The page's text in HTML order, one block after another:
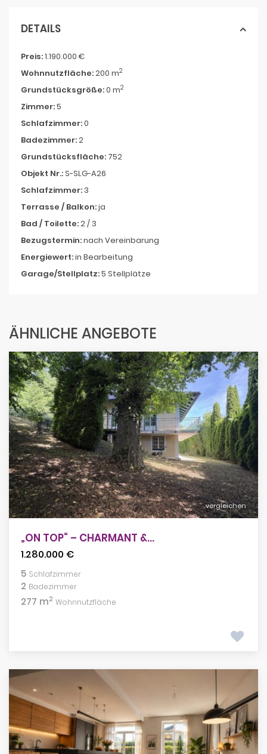
DETAILS
Preis:1.190.000 €
Wohnnutzfläche:200 m2
Grundstücksgröße:0 m2
Zimmer:5
Schlafzimmer:0
Badezimmer:2
Grundstücksfläche: 752
Objekt Nr.:S-SLG-A26
Schlafzimmer:3
Terrasse / Balkon:ja
Bad / Toilette:2 / 3
Bezugstermin:nach Vereinbarung
Energiewert:in Bearbeitung
Garage/Stellplatz:5 Stellplätze
ÄHNLICHE ANGEBOTE
vergleichen
„ON TOP“ – CHARMANT &...
1.280.000 €
5 Schlafzimmer
2 Badezimmer
277 m2 Wohnnutzfläche